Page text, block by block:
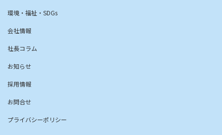
環境・福祉・SDGs
会社情報
社長コラム
お知らせ
採用情報
お問合せ
プライバシーポリシー